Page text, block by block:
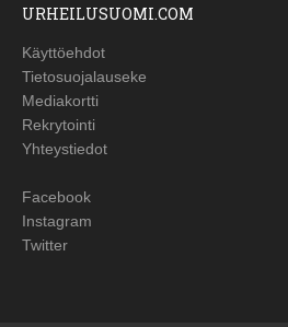
URHEILUSUOMI.COM
Käyttöehdot
Tietosuojalauseke
Mediakortti
Rekrytointi
Yhteystiedot
Facebook
Instagram
Twitter